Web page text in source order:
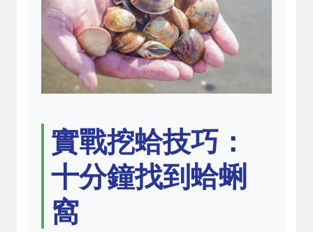
實戰挖蛤技巧：
十分鐘找到蛤蜊
窩